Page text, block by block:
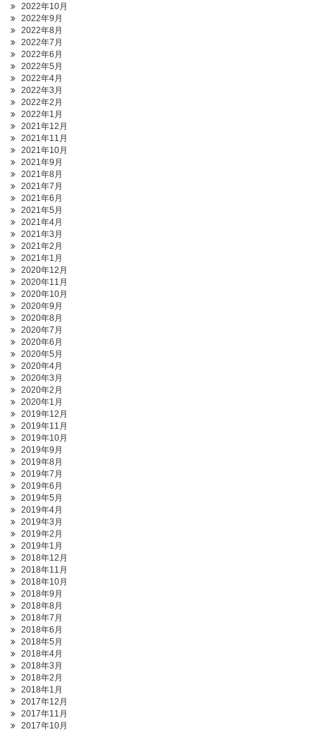
2022年10月
2022年9月
2022年8月
2022年7月
2022年6月
2022年5月
2022年4月
2022年3月
2022年2月
2022年1月
2021年12月
2021年11月
2021年10月
2021年9月
2021年8月
2021年7月
2021年6月
2021年5月
2021年4月
2021年3月
2021年2月
2021年1月
2020年12月
2020年11月
2020年10月
2020年9月
2020年8月
2020年7月
2020年6月
2020年5月
2020年4月
2020年3月
2020年2月
2020年1月
2019年12月
2019年11月
2019年10月
2019年9月
2019年8月
2019年7月
2019年6月
2019年5月
2019年4月
2019年3月
2019年2月
2019年1月
2018年12月
2018年11月
2018年10月
2018年9月
2018年8月
2018年7月
2018年6月
2018年5月
2018年4月
2018年3月
2018年2月
2018年1月
2017年12月
2017年11月
2017年10月